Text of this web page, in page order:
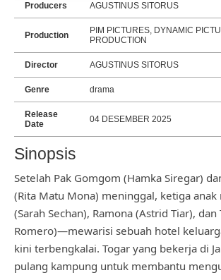
Producers AGUSTINUS SITORUS
Production
PIM PICTURES, DYNAMIC
PRODUCTION
Director AGUSTINUS SITORUS
Genre drama
Release
Date
04 DESEMBER 2025
Sinopsis
Setelah Pak Gomgom (Hamka Siregar)
(Rita Matu Mona) meninggal, ketiga
(Sarah Sechan), Ramona (Astrid Tiar),
Romero)—mewarisi sebuah hotel
kini terbengkalai. Togar yang bekerja di
pulang kampung untuk membantu